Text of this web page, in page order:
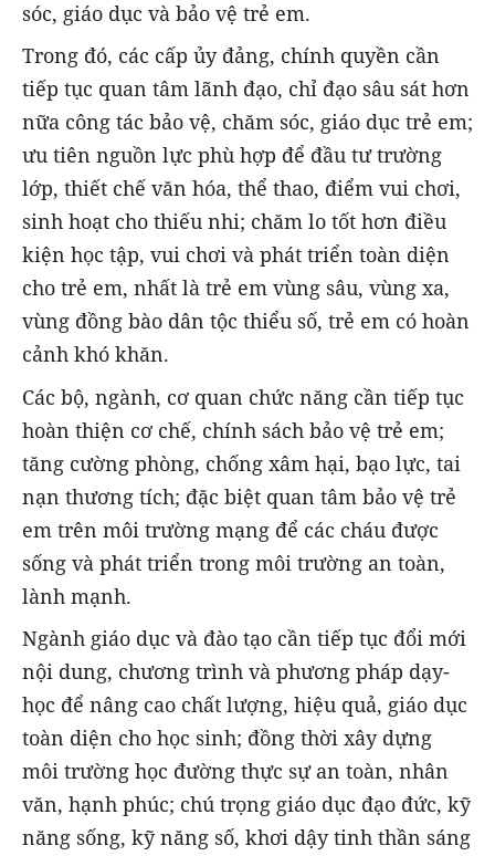
sóc, giáo dục và bảo vệ trẻ em.
Trong đó, các cấp ủy đảng, chính quyền cần
tiếp tục quan tâm lãnh đạo, chỉ đạo sâu sát hơn
nữa công tác bảo vệ, chăm sóc, giáo dục trẻ em;
ưu tiên nguồn lực phù hợp để đầu tư trường
lớp, thiết chế văn hóa, thể thao, điểm vui chơi,
sinh hoạt cho thiếu nhi; chăm lo tốt hơn điều
kiện học tập, vui chơi và phát triển toàn diện
cho trẻ em, nhất là trẻ em vùng sâu, vùng xa,
vùng đồng bào dân tộc thiểu số, trẻ em có hoàn
cảnh khó khăn.
Các bộ, ngành, cơ quan chức năng cần tiếp tục
hoàn thiện cơ chế, chính sách bảo vệ trẻ em;
tăng cường phòng, chống xâm hại, bạo lực, tai
nạn thương tích; đặc biệt quan tâm bảo vệ trẻ
em trên môi trường mạng để các cháu được
sống và phát triển trong môi trường an toàn,
lành mạnh.
Ngành giáo dục và đào tạo cần tiếp tục đổi mới
nội dung, chương trình và phương pháp dạy-
học để nâng cao chất lượng, hiệu quả, giáo dục
toàn diện cho học sinh; đồng thời xây dựng
môi trường học đường thực sự an toàn, nhân
văn, hạnh phúc; chú trọng giáo dục đạo đức, kỹ
năng sống, kỹ năng số, khơi dậy tinh thần sáng